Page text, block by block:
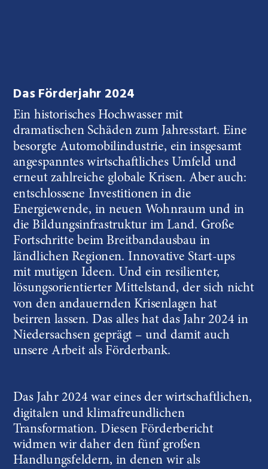
Das Jahr 2024 war eines der wirtschaftlichen,
digitalen und klimafreundlichen
Transformation. Diesen Förderbericht
widmen wir daher den fünf großen
Handlungsfeldern, in denen wir als
Das Förderjahr 2024
Ein historisches Hochwasser mit
dramatischen Schäden zum Jahresstart. Eine
besorgte Automobilindustrie, ein insgesamt
angespanntes wirtschaftliches Umfeld und
erneut zahlreiche globale Krisen. Aber auch:
entschlossene Investitionen in die
Energiewende, in neuen Wohnraum und in
die Bildungsinfrastruktur im Land. Große
Fortschritte beim Breitbandausbau in
ländlichen Regionen. Innovative Start-ups
mit mutigen Ideen. Und ein resilienter,
lösungsorientierter Mittelstand, der sich nicht
von den andauernden Krisenlagen hat
beirren lassen. Das alles hat das Jahr 2024 in
Niedersachsen geprägt – und damit auch
unsere Arbeit als Förderbank.